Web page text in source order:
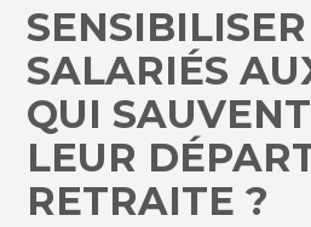
SALARIÉS
QUI
LEUR
RETRAITE ?